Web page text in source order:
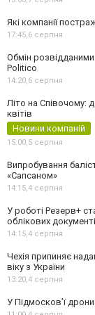
Які компанії
17:45,6 серпня
Обмін
Politico
14:20,6 серпня
Літо на Співочому:
квітів
Новини компаній
15:00,5 серпня
Випробування
«Сапсаном»
14:15,4 серпня
У роботі Резерв+
облікових
14:15,4 серпня
Чехія припиняє
віку з України
13:20,4 серпня
У Підмосков’ї